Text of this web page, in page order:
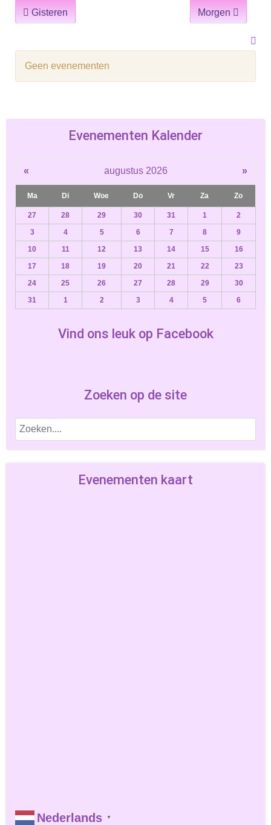
Gisteren Morgen
Geen evenementen
Evenementen Kalender
« augustus 2026 »
Ma Di Woe Do Vr Za Zo
27 28 29 30 31 1
2
3
4 5 6 7 8
9
10
11 12 13 14 15
16
17
18 19 20 21 22
23
24
25 26 27 28 29
30
31
1 2 3 4 5 6
Vind ons leuk op Facebook
Zoeken op de site
Evenementen kaart
Nederlands ▼